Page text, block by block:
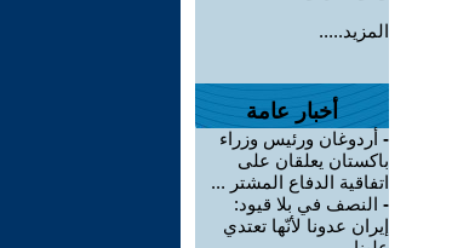
المزيد.....
أخبار عامة
- أردوغان ورئيس وزراء
باكستان يعلقان على
اتفاقية الدفاع المشتر ...
- النصف في بلا قيود:
إيران عدونا لأنّها تعتدي